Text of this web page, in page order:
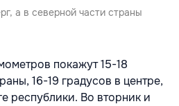
а в северной части страны
покажут 15-18
16-19 градусов в центре,
республики. Во вторник и